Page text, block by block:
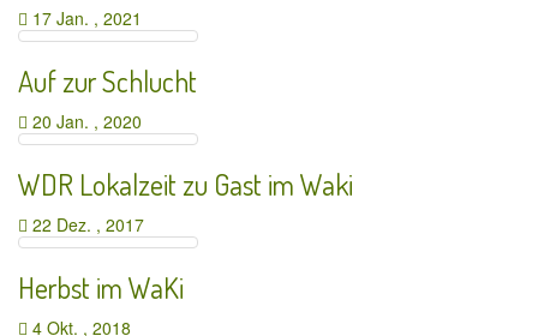
17 Jan. , 2021
Auf zur Schlucht
20 Jan. , 2020
WDR Lokalzeit zu Gast im Waki
22 Dez. , 2017
Herbst im WaKi
4 Okt. , 2018